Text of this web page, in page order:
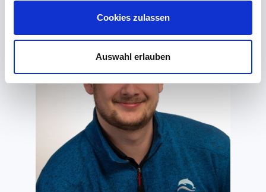
Cookies zulassen
Auswahl erlauben